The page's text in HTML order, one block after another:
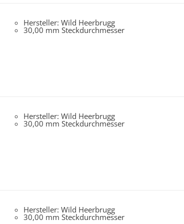
Hersteller: Wild Heerbrugg
30,00 mm Steckdurchmesser
Hersteller: Wild Heerbrugg
30,00 mm Steckdurchmesser
Hersteller: Wild Heerbrugg
30,00 mm Steckdurchmesser